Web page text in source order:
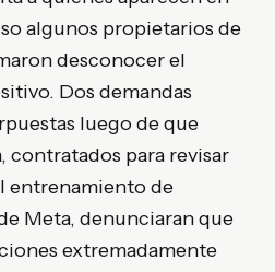
algunos propietarios de
desconocer el
Dos demandas
luego de que
contratados para revisar
entrenamiento de
Meta, denunciaran que
extremadamente